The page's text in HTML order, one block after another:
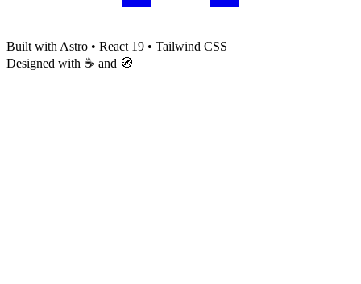
Built with Astro • React 19 • Tailwind CSS
Designed with ☕ and 🧭